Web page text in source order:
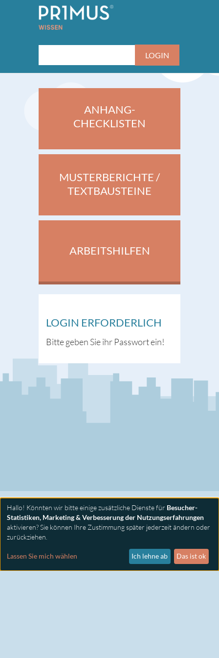
ANHANG-
CHECKLISTEN
MUSTERBERICHTE /
TEXTBAUSTEINE
ARBEITSHILFEN
LOGIN ERFORDERLICH
Bitte geben Sie ihr Passwort ein!
KONTAKT
Hallo! Könnten wir bitte einige zusätzliche Dienste für Besucher-
Statistiken, Marketing & Verbesserung der Nutzungserfahrungen
aktivieren? Sie können Ihre Zustimmung später jederzeit ändern oder
zurückziehen.
Lassen Sie mich wählen Ich lehne ab Das ist ok